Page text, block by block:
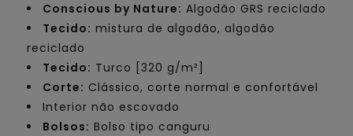
Conscious by Nature: Algodão GRS reciclado
Tecido: mistura de algodão, algodão
reciclado
Tecido: Turco [320 g/m²]
Corte: Clássico, corte normal e confortável
Interior não escovado
Bolsos: Bolso tipo canguru